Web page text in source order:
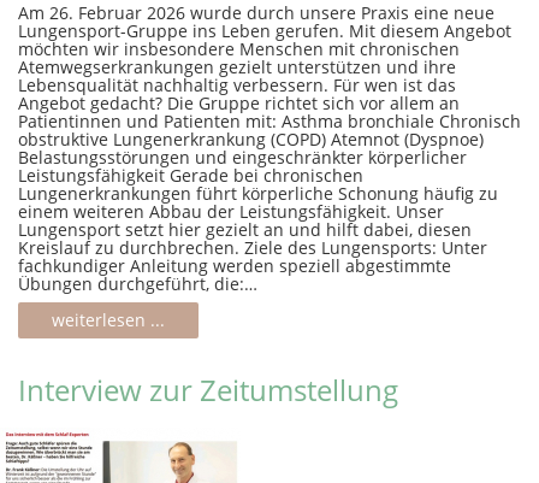
Am 26. Februar 2026 wurde durch unsere Praxis eine neue
Lungensport-Gruppe ins Leben gerufen. Mit diesem Angebot
möchten wir insbesondere Menschen mit chronischen
Atemwegserkrankungen gezielt unterstützen und ihre
Lebensqualität nachhaltig verbessern. Für wen ist das
Angebot gedacht? Die Gruppe richtet sich vor allem an
Patientinnen und Patienten mit: Asthma bronchiale Chronisch
obstruktive Lungenerkrankung (COPD) Atemnot (Dyspnoe)
Belastungsstörungen und eingeschränkter körperlicher
Leistungsfähigkeit Gerade bei chronischen
Lungenerkrankungen führt körperliche Schonung häufig zu
einem weiteren Abbau der Leistungsfähigkeit. Unser
Lungensport setzt hier gezielt an und hilft dabei, diesen
Kreislauf zu durchbrechen. Ziele des Lungensports: Unter
fachkundiger Anleitung werden speziell abgestimmte
Übungen durchgeführt, die:…
weiterlesen ...
Interview zur Zeitumstellung